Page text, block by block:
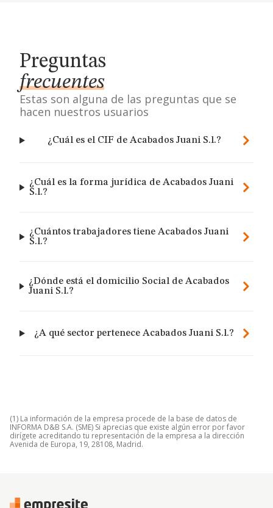
Preguntas
frecuentes
Estas son alguna de las preguntas que se
hacen nuestros usuarios
¿Cuál es el CIF de Acabados Juani S.l.?
¿Cuál es la forma jurídica de Acabados Juani
S.l.?
¿Cuántos trabajadores tiene Acabados Juani
S.l.?
¿Dónde está el domicilio Social de Acabados
Juani S.l.?
¿A qué sector pertenece Acabados Juani S.l.?
(1) La información de la empresa procede de la base de datos de
INFORMA D&B S.A. (SME) Si aprecias que existe algún error por favor
dirígete acreditando tu representación de la empresa a la dirección
Avenida de Europa, 19, 28108, Madrid.